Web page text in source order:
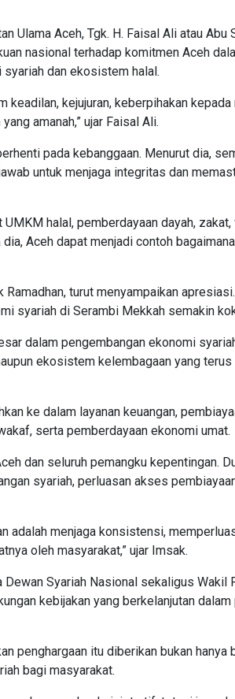
Ulama Aceh, Tgk. H. Faisal Ali atau Abu
nasional terhadap komitmen Aceh
dan ekosistem halal.
keadilan, kejujuran, keberpihakan
amanah,” ujar Faisal Ali.
pada kebanggaan. Menurut dia,
untuk menjaga integritas dan
halal, pemberdayaan dayah,
Aceh dapat menjadi contoh
turut menyampaikan
syariah di Serambi Mekkah semakin
dalam pengembangan ekonomi
ekosistem kelembagaan yang
ke dalam layanan keuangan,
serta pemberdayaan ekonomi umat.
dan seluruh pemangku kepentingan.
syariah, perluasan akses
adalah menjaga konsistensi,
oleh masyarakat,” ujar Imsak.
Dewan Syariah Nasional sekaligus
kebijakan yang berkelanjutan
penghargaan itu diberikan bukan hanya
bagi masyarakat.